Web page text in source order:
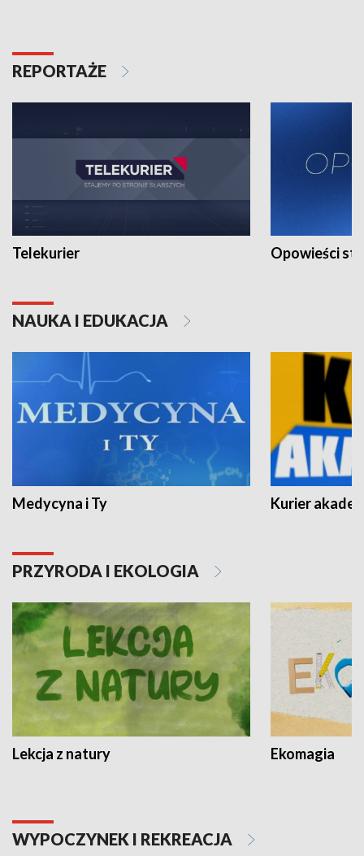
REPORTAŻE
Telekurier Opowieści
NAUKA I EDUKACJA
Medycyna i Ty Kurier
PRZYRODA I EKOLOGIA
Lekcja z natury Ekomagia
WYPOCZYNEK I REKREACJA